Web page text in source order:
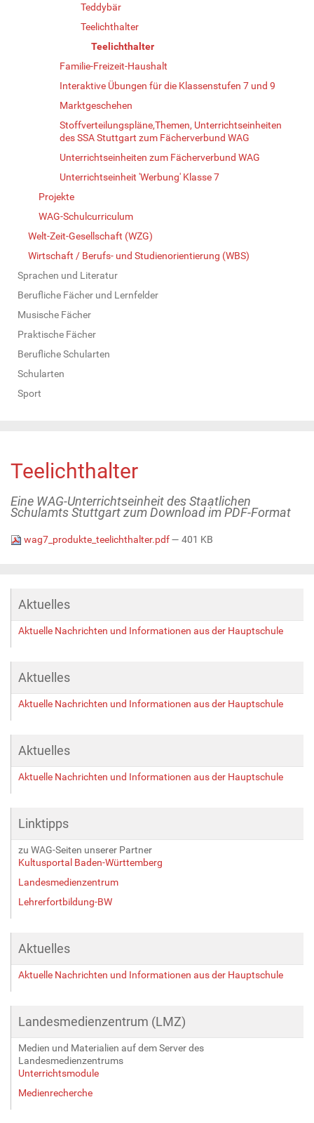
Teddybär
Teelichthalter
Teelichthalter
Familie-Freizeit-Haushalt
Interaktive Übungen für die Klassenstufen 7 und 9
Marktgeschehen
Stoffverteilungspläne,Themen, Unterrichtseinheiten
des SSA Stuttgart zum Fächerverbund WAG
Unterrichtseinheiten zum Fächerverbund WAG
Unterrichtseinheit 'Werbung' Klasse 7
Projekte
WAG-Schulcurriculum
Welt-Zeit-Gesellschaft (WZG)
Wirtschaft / Berufs- und Studienorientierung (WBS)
Sprachen und Literatur
Berufliche Fächer und Lernfelder
Musische Fächer
Praktische Fächer
Berufliche Schularten
Schularten
Sport
Teelichthalter
Eine WAG-Unterrichtseinheit des Staatlichen
Schulamts Stuttgart zum Download im PDF-Format
wag7_produkte_teelichthalter.pdf— 401 KB
Aktuelles
Aktuelle Nachrichten und Informationen aus der Hauptschule
Aktuelles
Aktuelle Nachrichten und Informationen aus der Hauptschule
Aktuelles
Aktuelle Nachrichten und Informationen aus der Hauptschule
Linktipps
zu WAG-Seiten unserer Partner
Kultusportal Baden-Württemberg
Landesmedienzentrum
Lehrerfortbildung-BW
Aktuelles
Aktuelle Nachrichten und Informationen aus der Hauptschule
Landesmedienzentrum (LMZ)
Medien und Materialien auf dem Server des
Landesmedienzentrums
Unterrichtsmodule
Medienrecherche